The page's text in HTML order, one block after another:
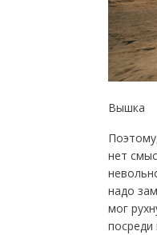
Вышка
нет
надо
мог
посреди